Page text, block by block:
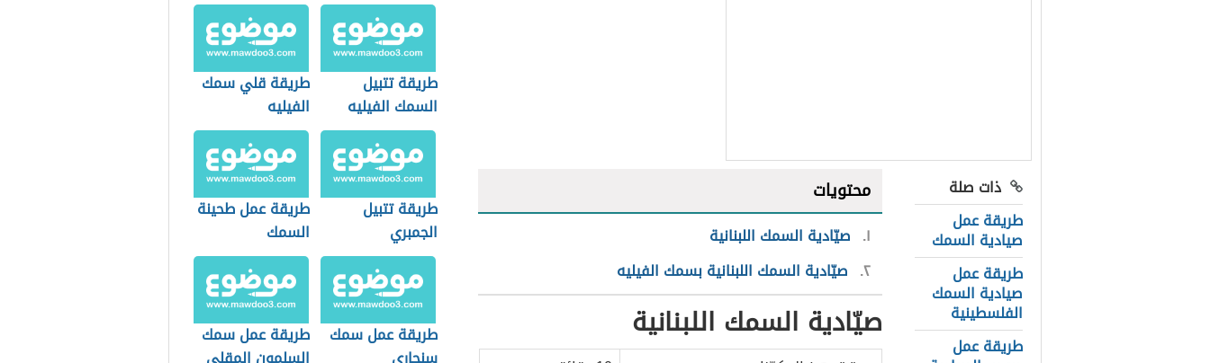
ذات صلة
طريقة عمل
صيادية السمك
طريقة عمل
صيادية السمك
الفلسطينية
طريقة عمل
محتويات
١ صيّادية السمك اللبنانية
٢ صيّادية السمك اللبنانية بسمك الفيليه
صيّادية السمك اللبنانية
طريقة تتبيل
السمك الفيليه
طريقة قلي سمك
الفيليه
طريقة تتبيل
الجمبري
طريقة عمل طحينة
السمك
طريقة عمل سمك
طريقة عمل سمك